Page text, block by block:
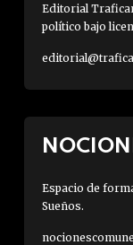
Editorial
político bajo
Espacio de
Sueños.